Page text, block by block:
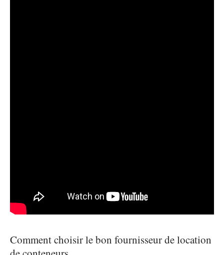
Comment choisir le bon fournisseur de location